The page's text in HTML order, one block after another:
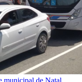
municipal de Natal